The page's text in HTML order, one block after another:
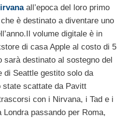
all’epoca del loro primo
è destinato a diventare uno
Il volume digitale è in
di casa Apple al costo di 5
destinato al sostegno del
di Seattle gestito solo da
scattate da Pavitt
con i Nirvana, i Tad e i
Londra passando per Roma,